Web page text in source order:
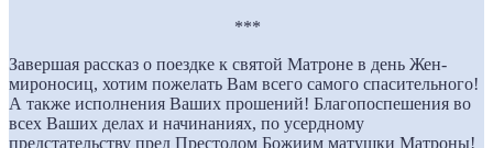
***
Завершая рассказ о поездке к святой Матроне в день Жен-
мироносиц, хотим пожелать Вам всего самого спасительного!
А также исполнения Ваших прошений! Благопоспешения во
всех Ваших делах и начинаниях, по усердному
предстательству пред Престолом Божиим матушки Матроны!